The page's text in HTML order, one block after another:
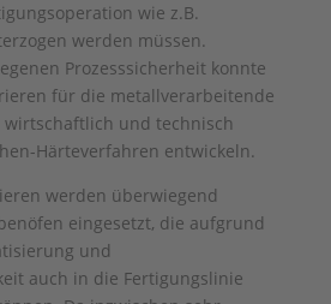
wie z.B.
werden müssen.
Prozesssicherheit konnte
für die metallverarbeitende
und technisch
Härteverfahren entwickeln.
werden überwiegend
eingesetzt, die aufgrund
und
auch in die Fertigungslinie